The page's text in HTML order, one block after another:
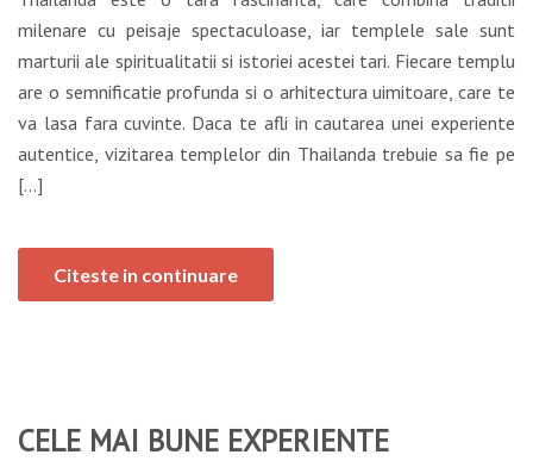
milenare cu peisaje spectaculoase, iar templele sale sunt
marturii ale spiritualitatii si istoriei acestei tari. Fiecare templu
are o semnificatie profunda si o arhitectura uimitoare, care te
va lasa fara cuvinte. Daca te afli in cautarea unei experiente
autentice, vizitarea templelor din Thailanda trebuie sa fie pe
[…]
Citeste in continuare
CELE MAI BUNE EXPERIENTE